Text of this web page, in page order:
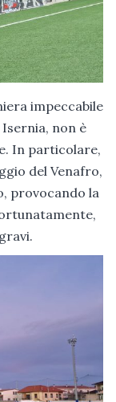
impeccabile
non è
In particolare,
del Venafro,
provocando la